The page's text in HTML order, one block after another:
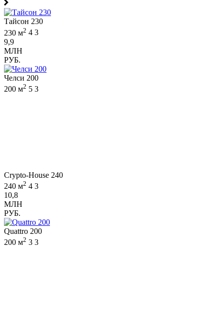
Тайсон 230
230 м2 4 3
9,9
МЛН
РУБ.
Челси 200
200 м2 5 3
Crypto-House 240
240 м2 4 3
10,8
МЛН
РУБ.
Quattro 200
200 м2 3 3